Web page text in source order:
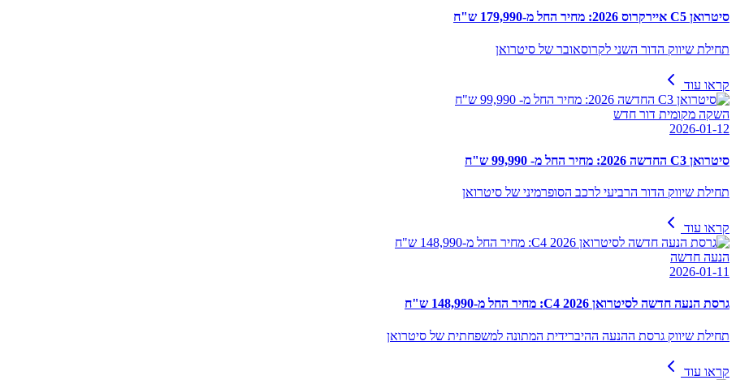
סיטרואן C5 איירקרוס 2026: מחיר החל מ-179,990 ש"ח
תחילת שיווק הדור השני לקרוסאובר של סיטרואן
קראו עוד
השקה מקומית דור חדש
2026-01-12
סיטרואן C3 החדשה 2026: מחיר החל מ- 99,990 ש"ח
תחילת שיווק הדור הרביעי לרכב הסופרמיני של סיטרואן
קראו עוד
הנעה חדשה
2026-01-11
גרסת הנעה חדשה לסיטרואן 2026 C4: מחיר החל מ-148,990 ש"ח
תחילת שיווק גרסת ההנעה ההיברידית המתונה למשפחתית של סיטרואן
קראו עוד